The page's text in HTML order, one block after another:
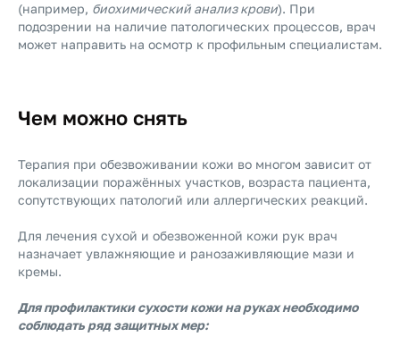
(например, биохимический анализ крови). При
подозрении на наличие патологических процессов, врач
может направить на осмотр к профильным специалистам.
Чем можно снять
Терапия при обезвоживании кожи во многом зависит от
локализации поражённых участков, возраста пациента,
сопутствующих патологий или аллергических реакций.
Для лечения сухой и обезвоженной кожи рук врач
назначает увлажняющие и ранозаживляющие мази и
кремы.
Для профилактики сухости кожи на руках необходимо
соблюдать ряд защитных мер: